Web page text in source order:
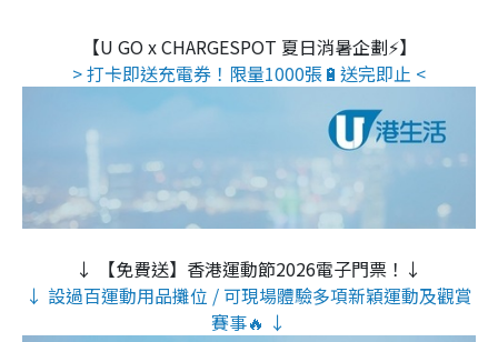
【U GO x CHARGESPOT 夏日消暑企劃⚡】
> 打卡即送充電券！限量1000張🔋送完即止 <
↓ 【免費送】香港運動節2026電子門票！↓
↓ 設過百運動用品攤位 / 可現場體驗多項新穎運動及觀賞
賽事🔥 ↓